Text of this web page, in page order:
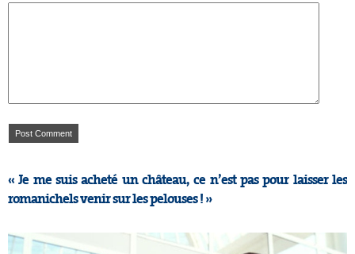
« Je me suis acheté un château, ce n’est pas pour laisser les
romanichels venir sur les pelouses ! »